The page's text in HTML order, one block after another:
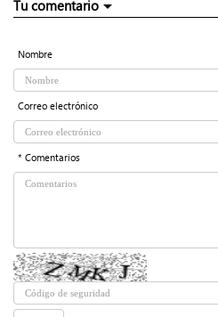
Tu comentario
Nombre
Correo electrónico
* Comentarios